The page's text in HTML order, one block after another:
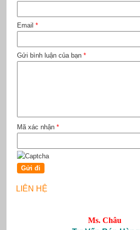
Email *
Gửi bình luận của bạn *
Mã xác nhận *
LIÊN HỆ
Ms. Châu